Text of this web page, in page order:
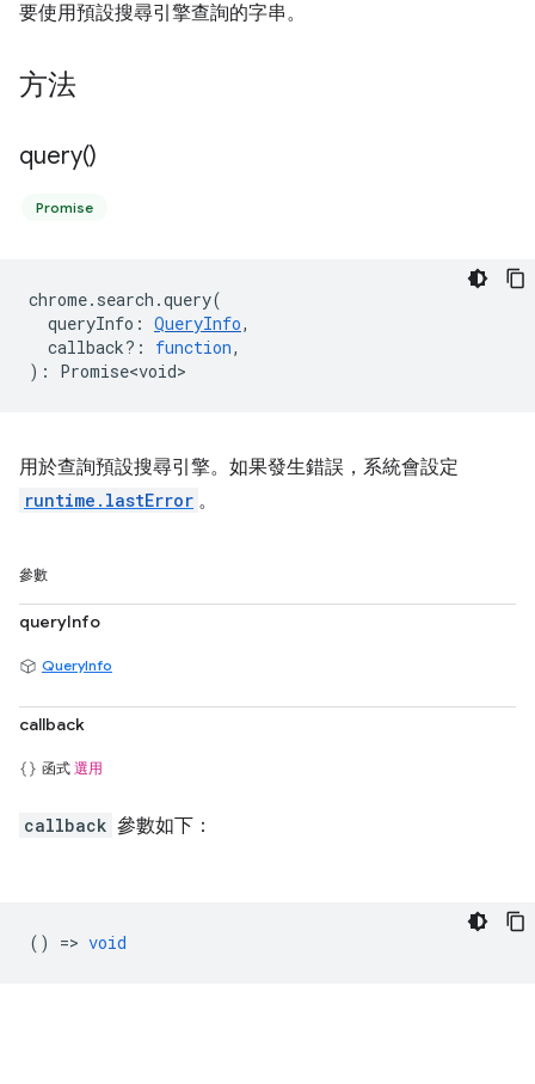
要使用預設搜尋引擎查詢的字串。
方法
query()
Promise
chrome. search .query(
queryInfo : QueryInfo,
callback? : function,
) : Promise<void>
用於查詢預設搜尋引擎。如果發生錯誤，系統會設定
runtime.lastError 。
參數
queryInfo
QueryInfo
callback
函式 選用
callback 參數如下：
() => void